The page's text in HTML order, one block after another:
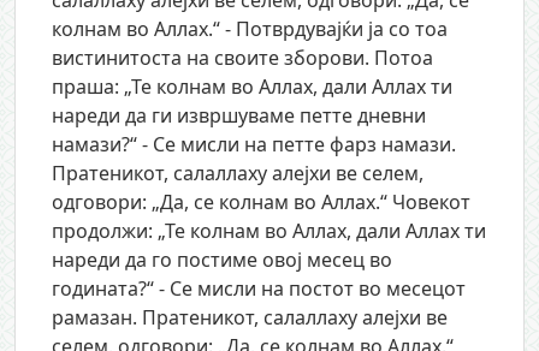
колнам во Аллах.“ - Потврдувајќи ја со тоа
вистинитоста на своите зборови. Потоа
праша: „Те колнам во Аллах, дали Аллах ти
нареди да ги извршуваме петте дневни
намази?“ - Се мисли на петте фарз намази.
Пратеникот, салаллаху алејхи ве селем,
одговори: „Да, се колнам во Аллах.“ Човекот
продолжи: „Те колнам во Аллах, дали Аллах ти
нареди да го постиме овој месец во
годината?“ - Се мисли на постот во месецот
рамазан. Пратеникот, салаллаху алејхи ве
селем, одговори: „Да, се колнам во Аллах.“